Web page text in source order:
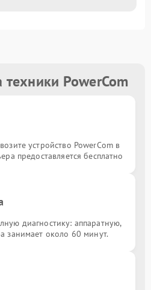
PowerCom
устройство PowerCom в
предоставляется бесплатно
диагностику: аппаратную,
занимает около 60 минут.